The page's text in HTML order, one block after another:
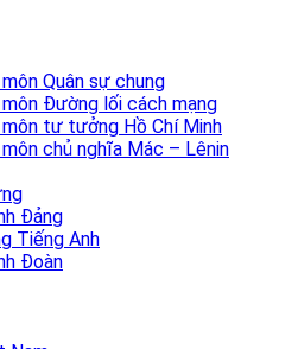
Quân sự chung
Đường lối cách mạng
tư tưởng Hồ Chí Minh
chủ nghĩa Mác – Lênin
Đảng
Tiếng Anh
Đoàn